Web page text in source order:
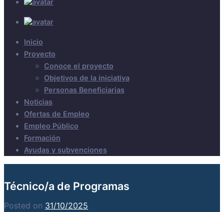
Inicio
Proyecto
Conoce el proyecto
Objetivos de la iniciativa
Personas Beneficiarias
Noticias
Ofertas de Empleo
Empleo Público
Formación
Ayudas y subvenciones
Técnico/a de Programas
Posted on 31/10/2025